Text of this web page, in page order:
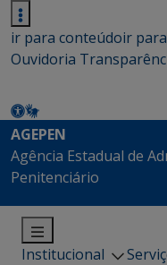
ir para conteúdoir
Ouvidoria
AGEPEN
Agência Estadual de
Penitenciário
Institucional